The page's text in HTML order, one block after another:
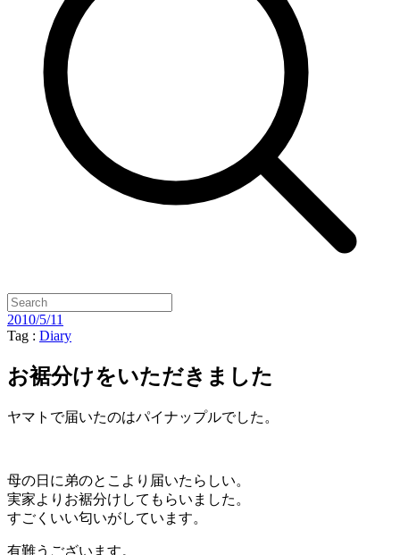
2010/5/11
Tag : Diary
お裾分けをいただきました
ヤマトで届いたのはパイナップルでした。
母の日に弟のとこより届いたらしい。
実家よりお裾分けしてもらいました。
すごくいい匂いがしています。
有難うございます。